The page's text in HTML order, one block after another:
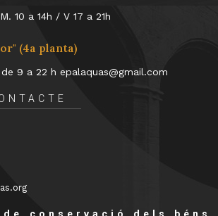
10 a 14h / V 17 a 21h
(4a planta)
9 a 22 h epalaquas@gmail.com